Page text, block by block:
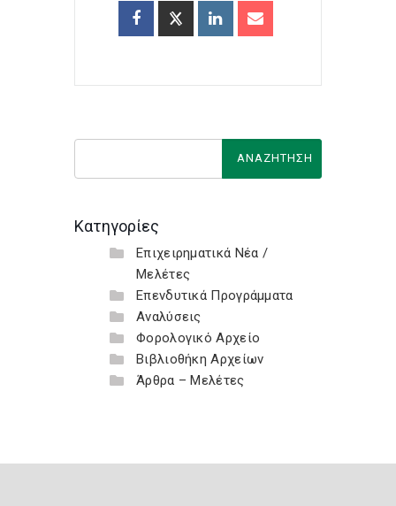
Κατηγορίες
Επιχειρηματικά Νέα /
Μελέτες
Επενδυτικά Προγράμματα
Αναλύσεις
Φορολογικό Αρχείο
Βιβλιοθήκη Αρχείων
Άρθρα – Μελέτες